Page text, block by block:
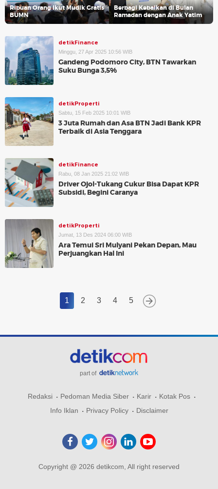
Ribuan Orang Ikut Mudik Gratis
BUMN
Berbagi Kebaikan di Bulan
Ramadan dengan Anak Yatim
detikFinance
Minggu, 27 Apr 2025 10:56 WIB
Gandeng Podomoro City, BTN Tawarkan
Suku Bunga 3,5%
detikProperti
Sabtu, 15 Feb 2025 10:01 WIB
3 Juta Rumah dan Asa BTN Jadi Bank KPR
Terbaik di Asia Tenggara
detikFinance
Rabu, 08 Jan 2025 21:02 WIB
Driver Ojol-Tukang Cukur Bisa Dapat KPR
Subsidi, Begini Caranya
detikProperti
Jumat, 13 Des 2024 06:00 WIB
Ara Temui Sri Mulyani Pekan Depan, Mau
Perjuangkan Hal Ini
1 2 3 4 5
part of
Redaksi Pedoman Media Siber Karir
Kotak Pos
Info Iklan
Privacy Policy Disclaimer
Copyright @ 2026 detikcom, All right reserved